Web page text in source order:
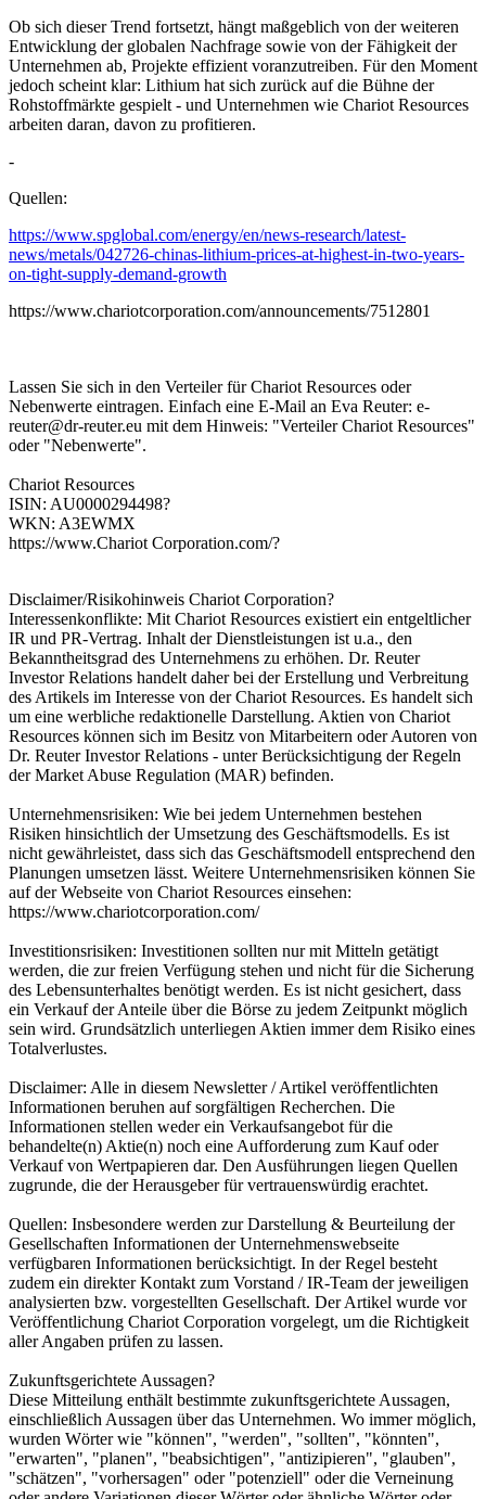
Ob sich dieser Trend fortsetzt, hängt maßgeblich von der weiteren
Entwicklung der globalen Nachfrage sowie von der Fähigkeit der
Unternehmen ab, Projekte effizient voranzutreiben. Für den Moment
jedoch scheint klar: Lithium hat sich zurück auf die Bühne der
Rohstoffmärkte gespielt - und Unternehmen wie Chariot Resources
arbeiten daran, davon zu profitieren.
-
Quellen:
https://www.spglobal.com/energy/en/news-research/latest-
news/metals/042726-chinas-lithium-prices-at-highest-in-two-years-
on-tight-supply-demand-growth
https://www.chariotcorporation.com/announcements/7512801
Lassen Sie sich in den Verteiler für Chariot Resources oder
Nebenwerte eintragen. Einfach eine E-Mail an Eva Reuter: e-
reuter@dr-reuter.eu mit dem Hinweis: "Verteiler Chariot Resources"
oder "Nebenwerte".
Chariot Resources
ISIN: AU0000294498?
WKN: A3EWMX
https://www.Chariot Corporation.com/?
Disclaimer/Risikohinweis Chariot Corporation?
Interessenkonflikte: Mit Chariot Resources existiert ein entgeltlicher
IR und PR-Vertrag. Inhalt der Dienstleistungen ist u.a., den
Bekanntheitsgrad des Unternehmens zu erhöhen. Dr. Reuter
Investor Relations handelt daher bei der Erstellung und Verbreitung
des Artikels im Interesse von der Chariot Resources. Es handelt sich
um eine werbliche redaktionelle Darstellung. Aktien von Chariot
Resources können sich im Besitz von Mitarbeitern oder Autoren von
Dr. Reuter Investor Relations - unter Berücksichtigung der Regeln
der Market Abuse Regulation (MAR) befinden.
Unternehmensrisiken: Wie bei jedem Unternehmen bestehen
Risiken hinsichtlich der Umsetzung des Geschäftsmodells. Es ist
nicht gewährleistet, dass sich das Geschäftsmodell entsprechend den
Planungen umsetzen lässt. Weitere Unternehmensrisiken können Sie
auf der Webseite von Chariot Resources einsehen:
https://www.chariotcorporation.com/
Investitionsrisiken: Investitionen sollten nur mit Mitteln getätigt
werden, die zur freien Verfügung stehen und nicht für die Sicherung
des Lebensunterhaltes benötigt werden. Es ist nicht gesichert, dass
ein Verkauf der Anteile über die Börse zu jedem Zeitpunkt möglich
sein wird. Grundsätzlich unterliegen Aktien immer dem Risiko eines
Totalverlustes.
Disclaimer: Alle in diesem Newsletter / Artikel veröffentlichten
Informationen beruhen auf sorgfältigen Recherchen. Die
Informationen stellen weder ein Verkaufsangebot für die
behandelte(n) Aktie(n) noch eine Aufforderung zum Kauf oder
Verkauf von Wertpapieren dar. Den Ausführungen liegen Quellen
zugrunde, die der Herausgeber für vertrauenswürdig erachtet.
Quellen: Insbesondere werden zur Darstellung & Beurteilung der
Gesellschaften Informationen der Unternehmenswebseite
verfügbaren Informationen berücksichtigt. In der Regel besteht
zudem ein direkter Kontakt zum Vorstand / IR-Team der jeweiligen
analysierten bzw. vorgestellten Gesellschaft. Der Artikel wurde vor
Veröffentlichung Chariot Corporation vorgelegt, um die Richtigkeit
aller Angaben prüfen zu lassen.
Zukunftsgerichtete Aussagen?
Diese Mitteilung enthält bestimmte zukunftsgerichtete Aussagen,
einschließlich Aussagen über das Unternehmen. Wo immer möglich,
wurden Wörter wie "können", "werden", "sollten", "könnten",
"erwarten", "planen", "beabsichtigen", "antizipieren", "glauben",
"schätzen", "vorhersagen" oder "potenziell" oder die Verneinung